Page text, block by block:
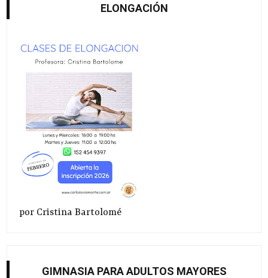
ELONGACIÓN
por Cristina Bartolomé
GIMNASIA PARA ADULTOS MAYORES